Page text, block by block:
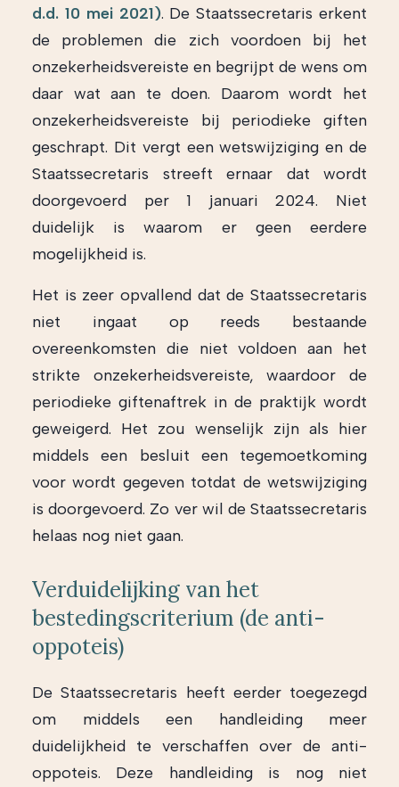
d.d. 10 mei 2021). De Staatssecretaris erkent
de problemen die zich voordoen bij het
onzekerheidsvereiste en begrijpt de wens om
daar wat aan te doen. Daarom wordt het
onzekerheidsvereiste bij periodieke giften
geschrapt. Dit vergt een wetswijziging en de
Staatssecretaris streeft ernaar dat wordt
doorgevoerd per 1 januari 2024. Niet
duidelijk is waarom er geen eerdere
mogelijkheid is.
Het is zeer opvallend dat de Staatssecretaris
niet ingaat op reeds bestaande
overeenkomsten die niet voldoen aan het
strikte onzekerheidsvereiste, waardoor de
periodieke giftenaftrek in de praktijk wordt
geweigerd. Het zou wenselijk zijn als hier
middels een besluit een tegemoetkoming
voor wordt gegeven totdat de wetswijziging
is doorgevoerd. Zo ver wil de Staatssecretaris
helaas nog niet gaan.
Verduidelijking van het
bestedingscriterium (de anti-
oppoteis)
De Staatssecretaris heeft eerder toegezegd
om middels een handleiding meer
duidelijkheid te verschaffen over de anti-
oppoteis. Deze handleiding is nog niet